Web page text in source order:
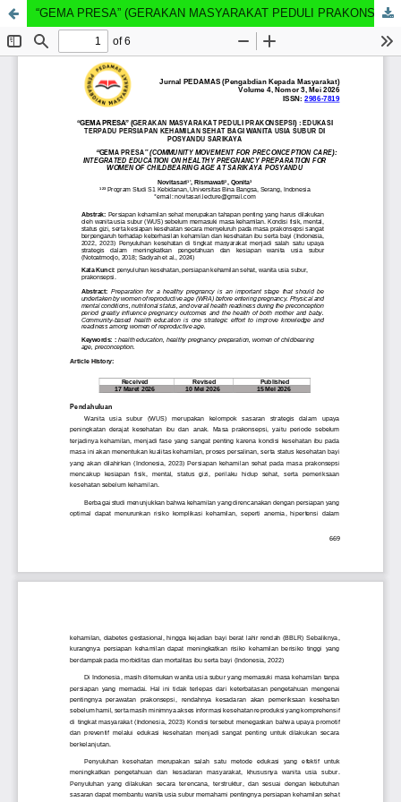
“GEMA PRESA” (GERAKAN MASYARAKAT PEDULI PRAKONSEPSI) : EDUKASI TERPADU PERSIAPAN KEHAMILAN SEHAT BAGI WANITA USIA SUBUR DI POSYANDU SARIKAYA